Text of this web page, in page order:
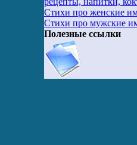
Стихи про женские
Стихи про мужские
Полезные ссылки